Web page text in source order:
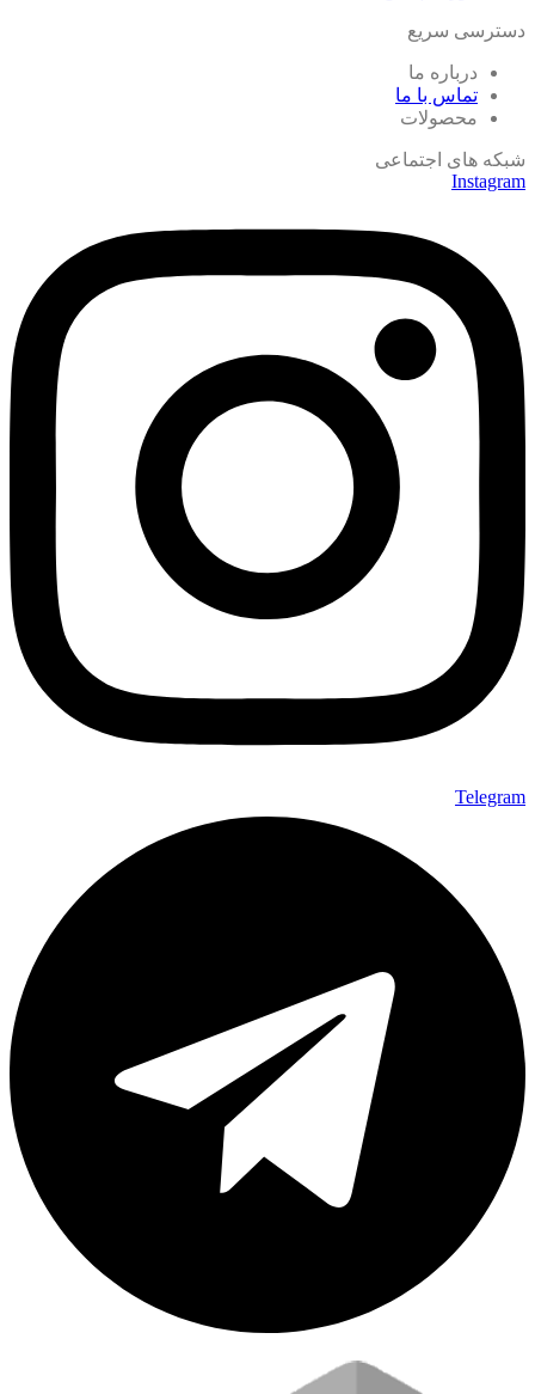
دسترسی سریع
درباره ما
تماس با ما
محصولات
شبکه های اجتماعی
Instagram
Telegram